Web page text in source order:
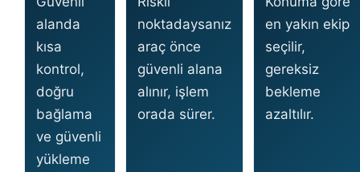
alanda
kısa
kontrol,
doğru
bağlama
ve güvenli
yükleme
noktadaysanız
araç önce
güvenli alana
alınır, işlem
orada sürer.
en yakın ekip
seçilir,
gereksiz
bekleme
azaltılır.